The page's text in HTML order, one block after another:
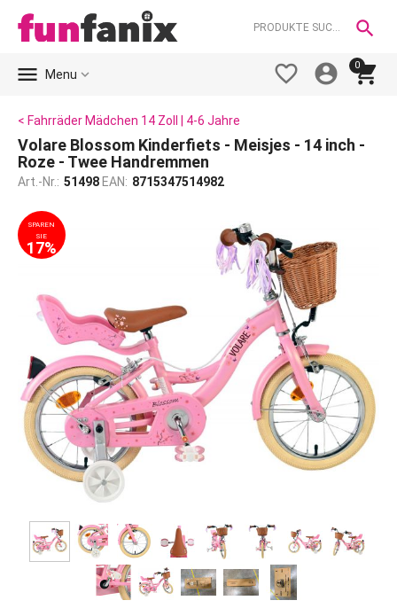

0



 Menu 
< Fahrräder Mädchen 14 Zoll | 4-6 Jahre
Volare Blossom Kinderfiets - Meisjes - 14 inch -
Roze - Twee Handremmen
Art.-Nr.: 51498 EAN: 8715347514982
SPAREN
SIE
17%